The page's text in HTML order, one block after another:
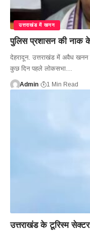
उत्तराखंड में खनन
पुलिस प्रशासन की नाक
देहरादून. उत्तराखंड में अवैध
कुछ दिन पहले लोकसभा…
Admin 1 Min Read
उत्तराखंड के टूरिस्म